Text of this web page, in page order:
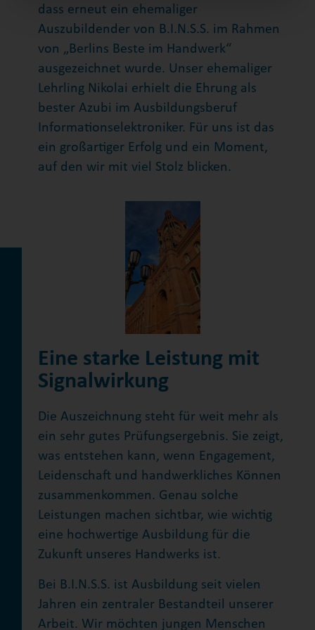
dass erneut ein ehemaliger
Auszubildender von B.I.N.S.S. im Rahmen
von „Berlins Beste im Handwerk“
ausgezeichnet wurde. Unser ehemaliger
Lehrling Nikolai erhielt die Ehrung als
bester Azubi im Ausbildungsberuf
Informationselektroniker. Für uns ist das
ein großartiger Erfolg und ein Moment,
auf den wir mit viel Stolz blicken.
Eine starke Leistung mit
Signalwirkung
Die Auszeichnung steht für weit mehr als
ein sehr gutes Prüfungsergebnis. Sie zeigt,
was entstehen kann, wenn Engagement,
Leidenschaft und handwerkliches Können
zusammenkommen. Genau solche
Leistungen machen sichtbar, wie wichtig
eine hochwertige Ausbildung für die
Zukunft unseres Handwerks ist.
Bei B.I.N.S.S. ist Ausbildung seit vielen
Jahren ein zentraler Bestandteil unserer
Arbeit. Wir möchten jungen Menschen